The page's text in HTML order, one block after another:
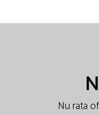
Nu rata